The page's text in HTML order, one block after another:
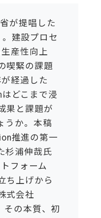
が提唱した
建設プロセ
産性向上
喫緊の課題
経過した
どこまで浸
果と課題が
うか。本稿
推進の第一
杉浦伸哉氏
フォーム
ち上げから
式会社
その本質、初